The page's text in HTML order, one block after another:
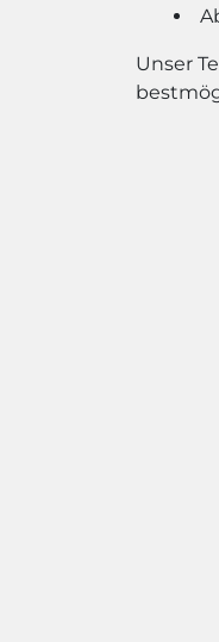
Unser